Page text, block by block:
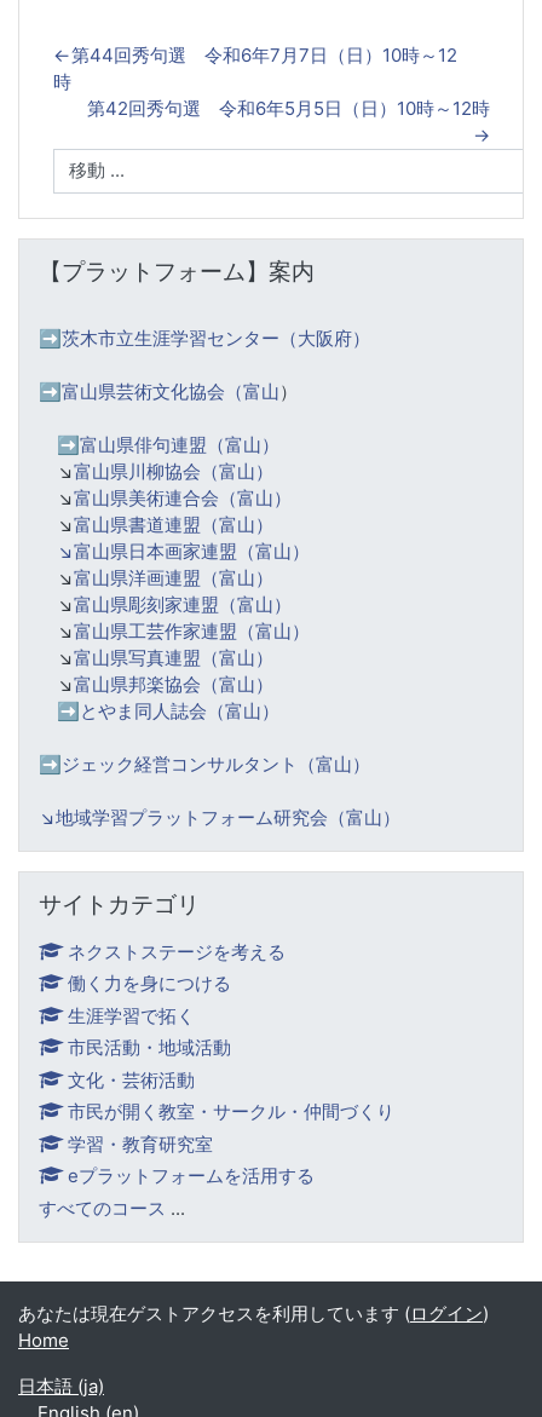
←第44回秀句選 令和6年7月7日（日）10時～12
時
第42回秀句選 令和6年5月5日（日）10時～12時
→
【プラットフォーム】案内
➡️ 茨木市立生涯学習センター（大阪府）
➡️富山県芸術文化協会（富山）
➡️ 富山県俳句連盟（富山）
↘️富山県川柳協会（富山）
↘️富山県美術連合会（富山）
↘️富山県書道連盟（富山）
↘️富山県日本画家連盟（富山）
↘️富山県洋画連盟（富山）
↘️富山県彫刻家連盟（富山）
↘️富山県工芸作家連盟（富山）
↘️富山県写真連盟（富山）
↘️富山県邦楽協会（富山）
➡️ とやま同人誌会（富山）
➡️ジェック経営コンサルタント（富山）
↘️地域学習プラットフォーム研究会（富山）
サイトカテゴリ
ネクストステージを考える
働く力を身につける
生涯学習で拓く
市民活動・地域活動
文化・芸術活動
市民が開く教室・サークル・仲間づくり
学習・教育研究室
eプラットフォームを活用する
すべてのコース ...
あなたは現在ゲストアクセスを利用しています (ログイン)
Home
日本語 ‎(ja)‎